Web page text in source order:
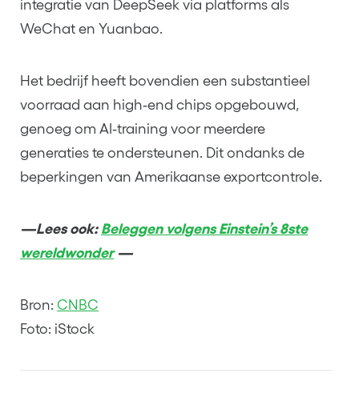
integratie van DeepSeek via platforms als
WeChat en Yuanbao.
Het bedrijf heeft bovendien een substantieel
voorraad aan high‑end chips opgebouwd,
genoeg om AI‑training voor meerdere
generaties te ondersteunen. Dit ondanks de
beperkingen van Amerikaanse exportcontrole.
—Lees ook: Beleggen volgens Einstein’s 8ste
wereldwonder—
Bron: CNBC
Foto: iStock